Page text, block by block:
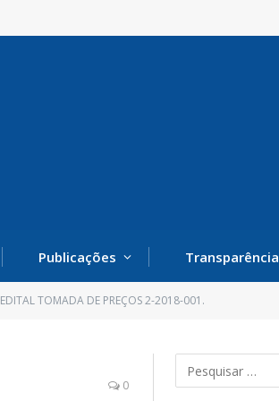
Publicações Transparência
EDITAL TOMADA DE PREÇOS 2-2018-001.
0